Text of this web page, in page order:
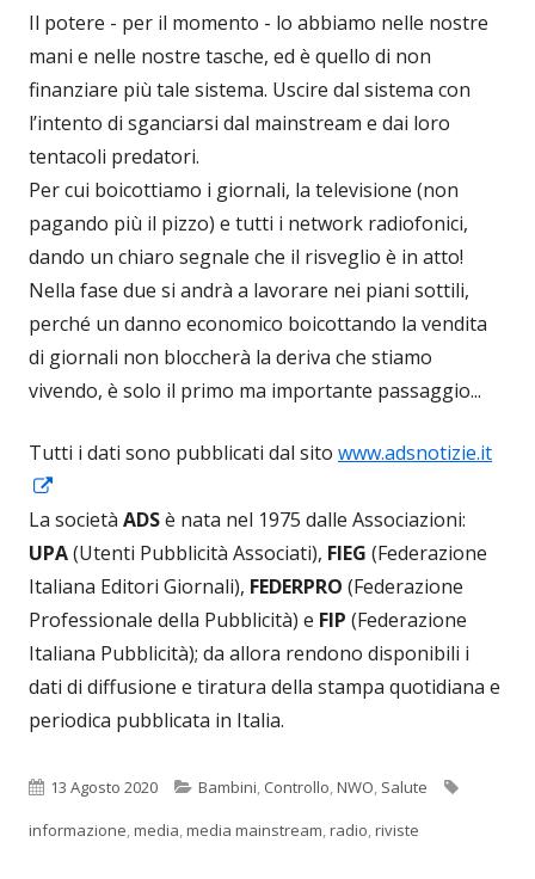
Il potere - per il momento - lo abbiamo nelle nostre
mani e nelle nostre tasche, ed è quello di non
finanziare più tale sistema. Uscire dal sistema con
l’intento di sganciarsi dal mainstream e dai loro
tentacoli predatori.
Per cui boicottiamo i giornali, la televisione (non
pagando più il pizzo) e tutti i network radiofonici,
dando un chiaro segnale che il risveglio è in atto!
Nella fase due si andrà a lavorare nei piani sottili,
perché un danno economico boicottando la vendita
di giornali non bloccherà la deriva che stiamo
vivendo, è solo il primo ma importante passaggio...
Tutti i dati sono pubblicati dal sito www.adsnotizie.it
in
una
nuova
finestra
La società ADSè nata nel 1975 dalle Associazioni:
UPA(Utenti Pubblicità Associati), FIEG (Federazione
Italiana Editori Giornali), FEDERPRO (Federazione
Professionale della Pubblicità) e FIP (Federazione
Italiana Pubblicità); da allora rendono disponibili i
dati di diffusione e tiratura della stampa quotidiana e
periodica pubblicata in Italia.
Pubblicato
13 Agosto 2020 Categorie
Bambini Controllo NWO Salute
informazione media media mainstream radio riviste